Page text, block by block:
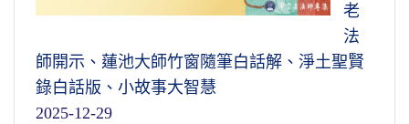
老
法
師開示、蓮池大師竹窗隨筆白話解、淨土聖賢
錄白話版、小故事大智慧
2025-12-29